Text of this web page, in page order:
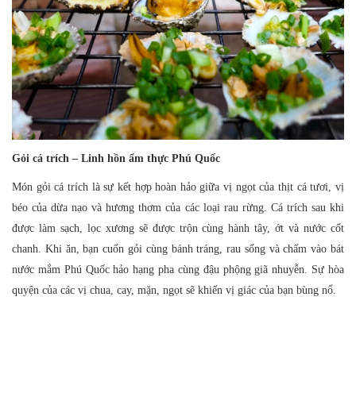
Gỏi cá trích – Linh hồn ẩm thực Phú Quốc
Món gỏi cá trích là sự kết hợp hoàn hảo giữa vị ngọt của thịt cá tươi, vị
béo của dừa nạo và hương thơm của các loại rau rừng. Cá trích sau khi
được làm sạch, lọc xương sẽ được trộn cùng hành tây, ớt và nước cốt
chanh. Khi ăn, bạn cuốn gỏi cùng bánh tráng, rau sống và chấm vào bát
nước mắm Phú Quốc hảo hạng pha cùng đậu phộng giã nhuyễn. Sự hòa
quyện của các vị chua, cay, mặn, ngọt sẽ khiến vị giác của bạn bùng nổ.